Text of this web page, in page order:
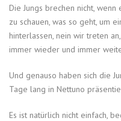
Die Jungs brechen nicht,
zu schauen, was so geht, um
hinterlassen, nein wir treten
immer wieder und immer
Und genauso haben sich die
Tage lang in Nettuno
Es ist natürlich nicht einfach,